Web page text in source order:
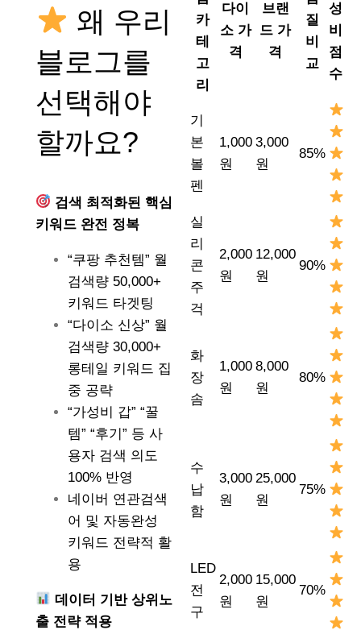
왜 우리
블로그를
선택해야
할까요?
검색 최적화된 핵심
키워드 완전 정복
“쿠팡 추천템” 월
검색량 50,000+
키워드 타겟팅
“다이소 신상” 월
검색량 30,000+
롱테일 키워드 집
중 공략
“가성비 갑” “꿀
템” “후기” 등 사
용자 검색 의도
100% 반영
네이버 연관검색
어 및 자동완성
키워드 전략적 활
용
데이터 기반 상위노
출 전략 적용
카
테
고
리
다이
소 가
격
브랜
드 가
격
질
비
교
성
비
점
수
기
본
볼
펜
1,000
원
3,000
원
85%
실
리
콘
주
걱
2,000
원
12,000
원
90%
화
장
솜
1,000
원
8,000
원
80%
수
납
함
3,000
원
25,000
원
75%
LED
전
구
2,000
원
15,000
원
70%